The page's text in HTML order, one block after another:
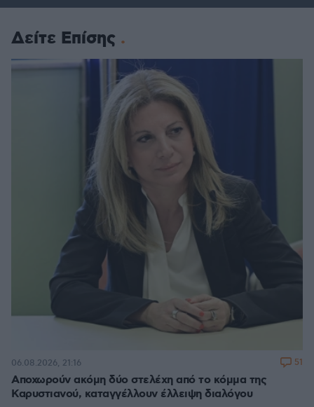
Δείτε Επίσης
Αποχωρούν ακόμη δύο στελέχη από το κόμμα της
Καρυστιανού, καταγγέλλουν έλλειψη διαλόγου
06.08.2026, 21:16 51